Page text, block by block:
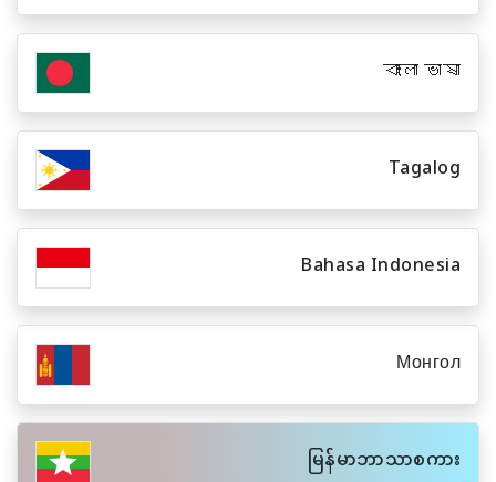
বাংলা ভাষা
Tagalog
Bahasa Indonesia
Монгол
မြန်မာဘာသာစကား